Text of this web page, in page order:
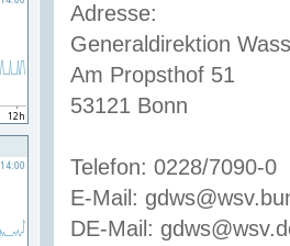
Adresse:
Generaldirektion
Am Propsthof 51
53121 Bonn
Telefon: 0228/7090-0
E-Mail:
DE-Mail: